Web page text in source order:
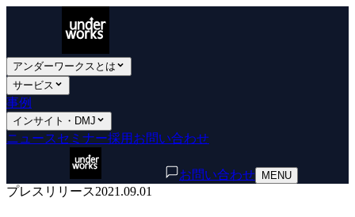
アンダーワークスとは
サービス
事例
インサイト・DMJ
ニュース セミナー採用 お問い合わせ
お問い合わせ MENU
プレスリリース2021.09.01